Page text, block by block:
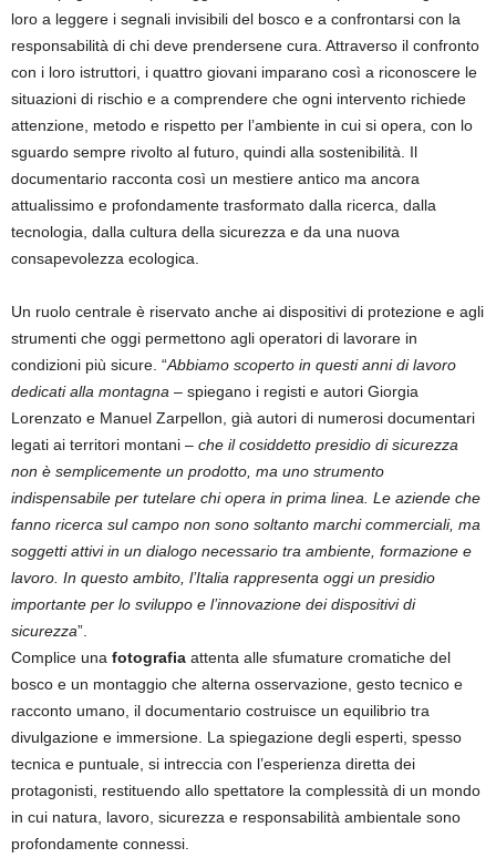
loro a leggere i segnali invisibili del bosco e a confrontarsi con la
responsabilità di chi deve prendersene cura. Attraverso il confronto
con i loro istruttori, i quattro giovani imparano così a riconoscere le
situazioni di rischio e a comprendere che ogni intervento richiede
attenzione, metodo e rispetto per l’ambiente in cui si opera, con lo
sguardo sempre rivolto al futuro, quindi alla sostenibilità. Il
documentario racconta così un mestiere antico ma ancora
attualissimo e profondamente trasformato dalla ricerca, dalla
tecnologia, dalla cultura della sicurezza e da una nuova
consapevolezza ecologica.
Un ruolo centrale è riservato anche ai dispositivi di protezione e agli
strumenti che oggi permettono agli operatori di lavorare in
condizioni più sicure. “Abbiamo scoperto in questi anni di lavoro
dedicati alla montagna – spiegano i registi e autori Giorgia
Lorenzato e Manuel Zarpellon, già autori di numerosi documentari
legati ai territori montani – che il cosiddetto presidio di sicurezza
non è semplicemente un prodotto, ma uno strumento
indispensabile per tutelare chi opera in prima linea. Le aziende che
fanno ricerca sul campo non sono soltanto marchi commerciali, ma
soggetti attivi in un dialogo necessario tra ambiente, formazione e
lavoro. In questo ambito, l’Italia rappresenta oggi un presidio
importante per lo sviluppo e l’innovazione dei dispositivi di
sicurezza”.
Complice una fotografia attenta alle sfumature cromatiche del
bosco e un montaggio che alterna osservazione, gesto tecnico e
racconto umano, il documentario costruisce un equilibrio tra
divulgazione e immersione. La spiegazione degli esperti, spesso
tecnica e puntuale, si intreccia con l’esperienza diretta dei
protagonisti, restituendo allo spettatore la complessità di un mondo
in cui natura, lavoro, sicurezza e responsabilità ambientale sono
profondamente connessi.